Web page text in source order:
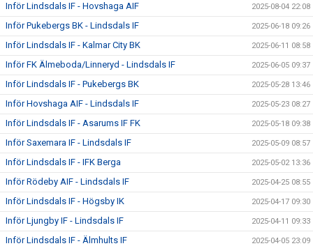
Inför Lindsdals IF - Hovshaga AIF 2025-08-04 22:08
Inför Pukebergs BK - Lindsdals IF 2025-06-18 09:26
Inför Lindsdals IF - Kalmar City BK 2025-06-11 08:58
Inför FK Älmeboda/Linneryd - Lindsdals IF 2025-06-05 09:37
Inför Lindsdals IF - Pukebergs BK 2025-05-28 13:46
Inför Hovshaga AIF - Lindsdals IF 2025-05-23 08:27
Inför Lindsdals IF - Asarums IF FK 2025-05-18 09:38
Inför Saxemara IF - Lindsdals IF 2025-05-09 08:57
Inför Lindsdals IF - IFK Berga 2025-05-02 13:36
Inför Rödeby AIF - Lindsdals IF 2025-04-25 08:55
Inför Lindsdals IF - Högsby IK 2025-04-17 09:30
Inför Ljungby IF - Lindsdals IF 2025-04-11 09:33
Inför Lindsdals IF - Älmhults IF 2025-04-05 23:09